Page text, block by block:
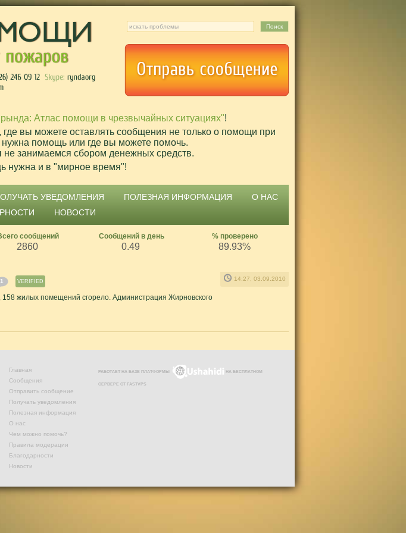
Атлас помощи в чрезвычайных ситуациях"!
вы можете оставлять сообщения не только о помощи при
помощь или где вы можете помочь.
занимаемся сбором денежных средств.
нужна и в "мирное время"!
УВЕДОМЛЕНИЯ ПОЛЕЗНАЯ ИНФОРМАЦИЯ
О НАС
НОВОСТИ
сообщений Сообщений в день % проверено
2860 0.49 89.93%
1 VERIFIED 14:27, 03.09.2010
158 жилых помещений сгорело. Администрация Жирновского
Главная
Сообщения
Отправить сообщение
Получать уведомления
Полезная информация
О нас
Чем можно помочь?
Правила модерации
Благодарности
Новости
РАБОТАЕТ НА БАЗЕ ПЛАТФОРМЫ НА БЕСПЛАТНОМ
СЕРВЕРЕ ОТ FASTVPS